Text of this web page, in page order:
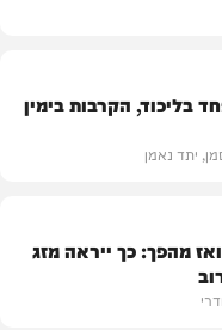
בליכוד, הקרבות בימין
יתד נאמן
מהפך: כך ייראה מזג